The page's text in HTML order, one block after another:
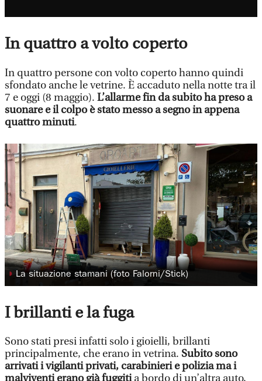
In quattro a volto coperto
In quattro persone con volto coperto hanno quindi
sfondato anche le vetrine. È accaduto nella notte tra il
7 e oggi (8 maggio). L’allarme fin da subito ha preso a
suonare e il colpo è stato messo a segno in appena
quattro minuti.
◗ La situazione stamani (foto Falorni/Stick)
I brillanti e la fuga
Sono stati presi infatti solo i gioielli, brillanti
principalmente, che erano in vetrina. Subito sono
arrivati i vigilanti privati, carabinieri e polizia ma i